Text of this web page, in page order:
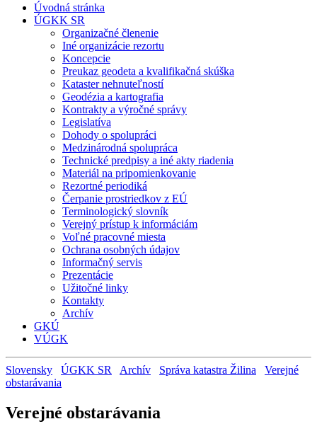
Úvodná stránka
ÚGKK SR
Organizačné členenie
Iné organizácie rezortu
Koncepcie
Preukaz geodeta a kvalifikačná skúška
Kataster nehnuteľností
Geodézia a kartografia
Kontrakty a výročné správy
Legislatíva
Dohody o spolupráci
Medzinárodná spolupráca
Technické predpisy a iné akty riadenia
Materiál na pripomienkovanie
Rezortné periodiká
Čerpanie prostriedkov z EÚ
Terminologický slovník
Verejný prístup k informáciám
Voľné pracovné miesta
Ochrana osobných údajov
Informačný servis
Prezentácie
Užitočné linky
Kontakty
Archív
GKÚ
VÚGK
Slovensky ÚGKK SR Archív Správa katastra Žilina
Verejné
obstarávania
Verejné obstarávania